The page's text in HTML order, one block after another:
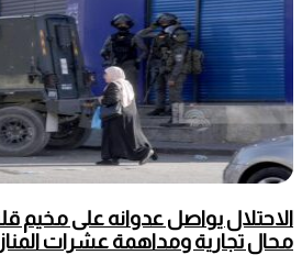
الاحتلال يواصل عدوانه على مخيم
محال تجارية ومداهمة عشرات